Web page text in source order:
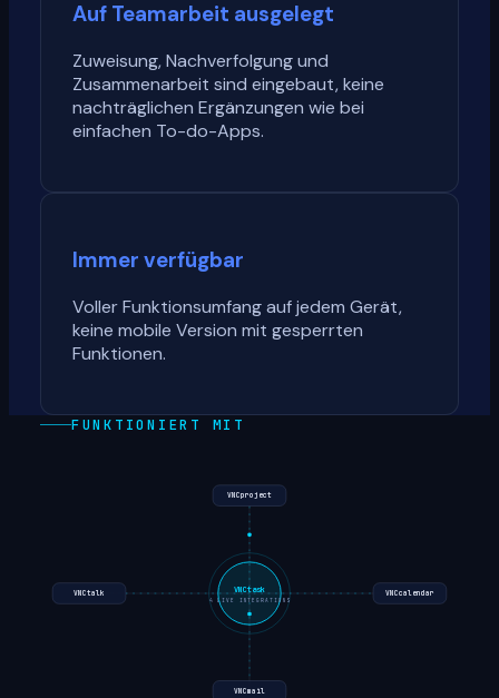
Auf Teamarbeit ausgelegt
Zuweisung, Nachverfolgung und
Zusammenarbeit sind eingebaut, keine
nachträglichen Ergänzungen wie bei
einfachen To-do-Apps.
Immer verfügbar
Voller Funktionsumfang auf jedem Gerät,
keine mobile Version mit gesperrten
Funktionen.
FUNKTIONIERT MIT
VNCproject
VNCcalendar
VNCmail
VNCtalk VNCtask
4 LIVE INTEGRATIONS